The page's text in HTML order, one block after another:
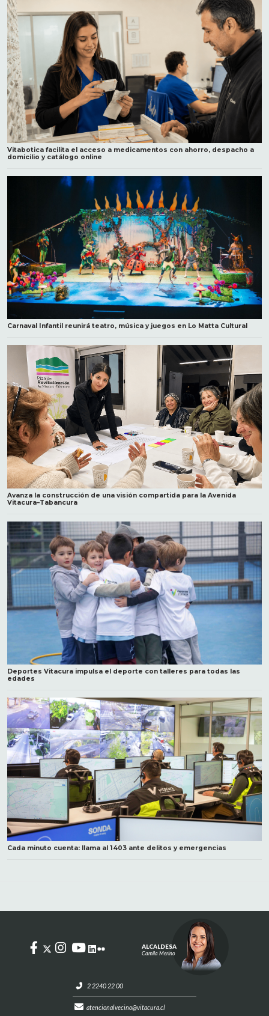
Vitabotica facilita el acceso a medicamentos con ahorro, despacho a
domicilio y catálogo online
Carnaval Infantil reunirá teatro, música y juegos en Lo Matta Cultural
Avanza la construcción de una visión compartida para la Avenida
Vitacura–Tabancura
Deportes Vitacura impulsa el deporte con talleres para todas las
edades
Cada minuto cuenta: llama al 1403 ante delitos y emergencias
2 2240 22 00
atencionalvecino@vitacura.cl
ALCALDESA
Camila Merino